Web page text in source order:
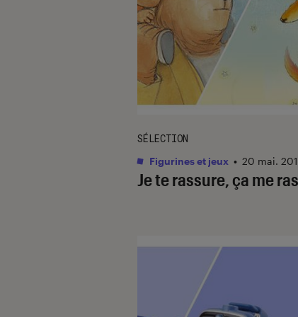
Je te rassure, ça me
SÉLECTION
Figurines et jeux • 20 mai.